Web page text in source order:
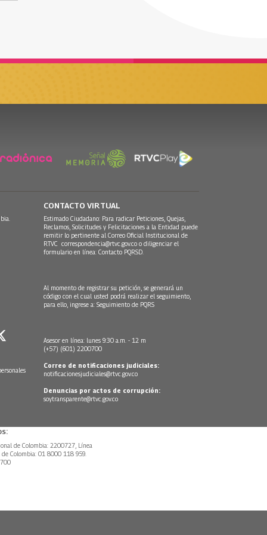
CONTACTO VIRTUAL
Estimado Ciudadano: Para radicar Peticiones, Quejas,
Reclamos, Solicitudes y Felicitaciones a la Entidad puede
remitir lo pertinente al Correo Oficial Institucional de
RTVC correspondencia@rtvc.gov.co o diligenciar el
formulario en línea: Contacto PQRSD.
Al momento de registrar su petición, se generará un
código con el cual usted podrá realizar el seguimiento,
para ello, ingrese a: Seguimiento de PQRS
Asesor en línea: lunes 9:30 a.m. - 12 m
(+57) (601) 2200700
Correo de notificaciones judiciales:
notificacionesjudiciales@rtvc.gov.co
Denuncias por actos de corrupción:
soytransparente@rtvc.gov.co
de Colombia: 2200727, Línea
Colombia: 01 8000 118 959.